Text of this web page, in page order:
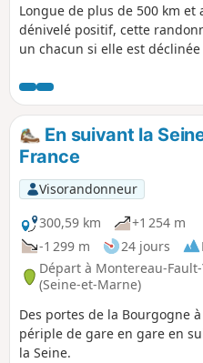
Longue de plus de 500 km et
dénivelé positif, cette
un chacun si elle est
tous ceux qui veulent
d'intérêt sont très nombreux
Les férus d'histoire et de
trouveront leur compte.
En suivant la
France
Visorandonneur
300,59 km
+1 254 m
-1 299 m
24 jours
Départ à Montereau-
(Seine-et-Marne)
Des portes de la Bourgogne
périple de gare en gare en
la Seine.